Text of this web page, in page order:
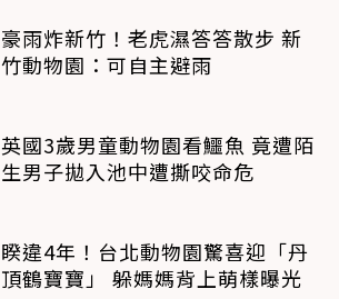
豪雨炸新竹！老虎濕答答散步 新
竹動物園：可自主避雨
英國3歲男童動物園看鱷魚 竟遭陌
生男子拋入池中遭撕咬命危
睽違4年！台北動物園驚喜迎「丹
頂鶴寶寶」 躲媽媽背上萌樣曝光